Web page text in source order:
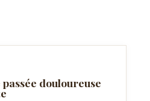
douloureuse